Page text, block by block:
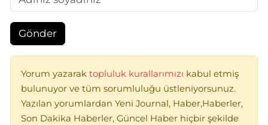
Gönder
Yorum yazarak topluluk kurallarımızı kabul etmiş
bulunuyor ve tüm sorumluluğu üstleniyorsunuz.
Yazılan yorumlardan Yeni Journal, Haber,Haberler,
Son Dakika Haberler, Güncel Haber hiçbir şekilde